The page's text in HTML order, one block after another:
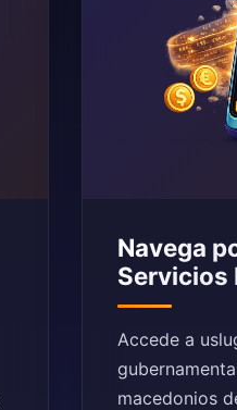
Navega
Servicios
Accede a
macedonios